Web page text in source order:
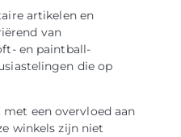
artikelen en
van
en paintball-
die op
een overvloed aan
winkels zijn niet